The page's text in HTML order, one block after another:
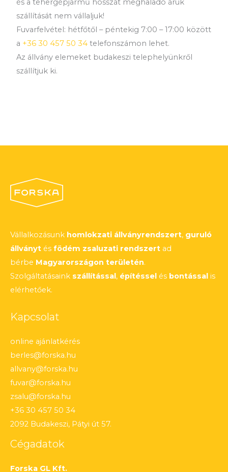
és a tehergépjármű hosszát meghaladó áruk
szállítását nem vállaljuk!
Fuvarfelvétel: hétfőtől – péntekig 7:00 – 17:00 között
a +36 30 457 50 34 telefonszámon lehet.
Az állvány elemeket budakeszi telephelyünkről
szállítjuk ki.
Vállalkozásunk homlokzati állványrendszert, guruló
állványt és födém zsaluzati rendszert ad
bérbe Magyarországon területén.
Szolgáltatásaink szállítással, építéssel és bontással is
elérhetőek.
Kapcsolat
online ajánlatkérés
berles@forska.hu
allvany@forska.hu
fuvar@forska.hu
zsalu@forska.hu
+36 30 457 50 34
2092 Budakeszi, Pátyi út 57.
Cégadatok
Forska GL Kft.